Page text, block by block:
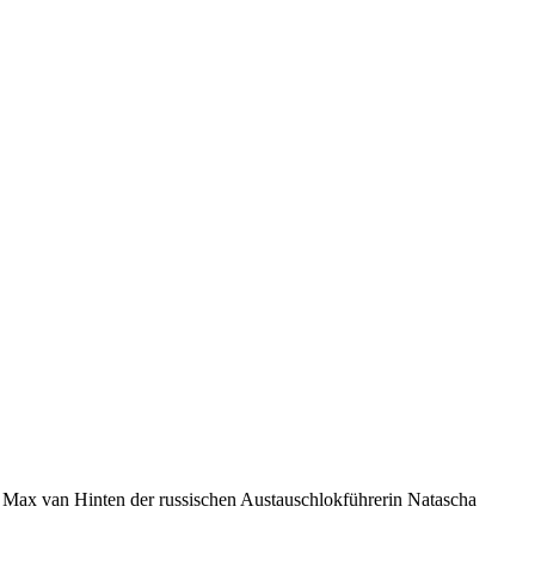
van Hinten der russischen Austauschlokführerin Natascha